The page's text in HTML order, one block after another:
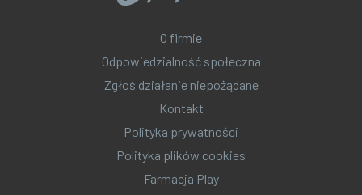
O firmie
Odpowiedzialność społeczna
Zgłoś działanie niepożądane
Kontakt
Polityka prywatności
Polityka plików cookies
Farmacja Play